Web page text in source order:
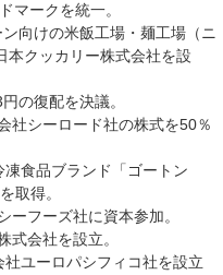
マークを統一。
向けの米飯工場・麺工場（ニ
本クッカリー株式会社を設
の復配を決議。
社シーロード社の株式を50％
食品ブランド「ゴートン
取得。
フーズ社に資本参加。
式会社を設立。
社ユーロパシフィコ社を設立